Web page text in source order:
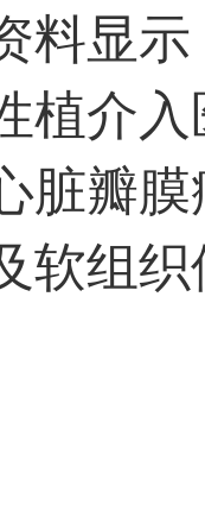
料显
植介
脏瓣
软组